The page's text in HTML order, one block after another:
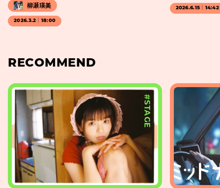
柳瀬瑛美
2026.3.2｜18:00
2026.6.15｜14:42
RECOMMEND
#STAGE